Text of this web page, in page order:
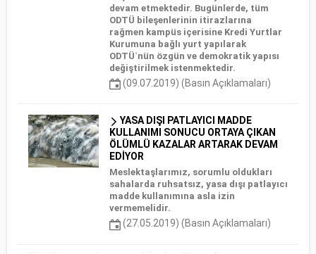
devam etmektedir. Bugünlerde, tüm
ODTÜ bileşenlerinin itirazlarına
rağmen kampüs içerisine Kredi Yurtlar
Kurumuna bağlı yurt yapılarak
ODTÜ`nün özgün ve demokratik yapısı
değiştirilmek istenmektedir.
(09.07.2019) (Basın Açıklamaları)
YASA DIŞI PATLAYICI MADDE
KULLANIMI SONUCU ORTAYA ÇIKAN
ÖLÜMLÜ KAZALAR ARTARAK DEVAM
EDİYOR
Meslektaşlarımız, sorumlu oldukları
sahalarda ruhsatsız, yasa dışı patlayıcı
madde kullanımına asla izin
vermemelidir.
(27.05.2019) (Basın Açıklamaları)